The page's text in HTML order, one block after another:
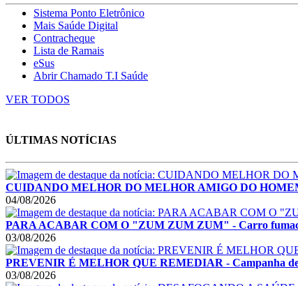
Sistema Ponto Eletrônico
Mais Saúde Digital
Contracheque
Lista de Ramais
eSus
Abrir Chamado T.I Saúde
VER TODOS
ÚLTIMAS NOTÍCIAS
CUIDANDO MELHOR DO MELHOR AMIGO DO
04/08/2026
PARA ACABAR COM O "ZUM ZUM ZUM" - Carro
03/08/2026
PREVENIR É MELHOR QUE REMEDIAR - Campanha de
03/08/2026